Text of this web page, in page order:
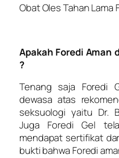
Obat Oles Tahan Lama
Apakah Foredi Aman
?
Tenang saja Foredi
dewasa atas
seksuologi yaitu Dr.
Juga Foredi Gel
mendapat sertifikat
bukti bahwa Foredi